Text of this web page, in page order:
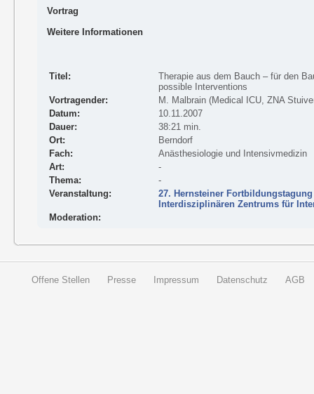
Vortrag
Weitere Informationen
Titel:
Therapie aus dem Bauch – für den
possible Interventions
Vortragender:
M. Malbrain (Medical ICU, ZNA
Datum:
10.11.2007
Dauer:
38:21 min.
Ort:
Berndorf
Fach:
Anästhesiologie und Intensivmedizin
Art:
-
Thema:
-
Veranstaltung:
27. Hernsteiner
Interdisziplinären Zentrums für
Moderation:
Offene Stellen Presse Impressum Datenschutz AGB